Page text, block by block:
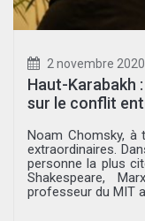
2 novembre 2020
Haut-Karabakh
sur le conflit
Noam Chomsky,
extraordinaires.
personne la plus
Shakespeare,
professeur du MIT